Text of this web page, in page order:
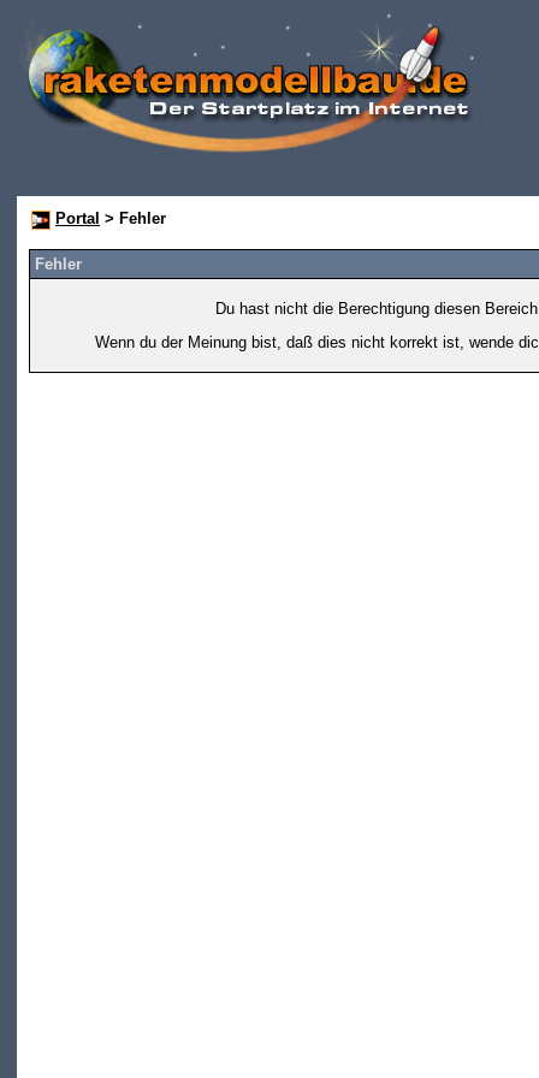
Portal > Fehler
Fehler
Du hast nicht die Berechtigung diesen
Wenn du der Meinung bist, daß dies nicht korrekt ist, wende